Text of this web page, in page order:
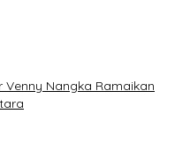
Nangka Ramaikan